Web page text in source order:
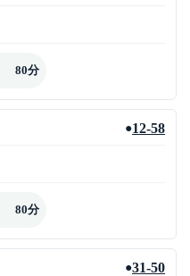
80分
●12-58
80分
●31-50